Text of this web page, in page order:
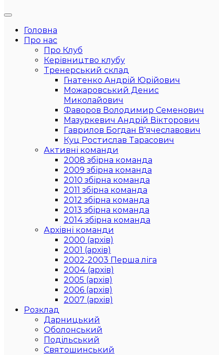
Головна
Про нас
Про Клуб
Керівництво клубу
Тренерський склад
Гнатенко Андрій Юрійович
Можаровський Денис
Миколайович
Фаворов Володимир Семенович
Мазуркевич Андрій Вікторович
Гаврилов Богдан В'ячеславович
Куц Ростислав Тарасович
Активні команди
2008 збірна команда
2009 збірна команда
2010 збірна команда
2011 збірна команда
2012 збірна команда
2013 збірна команда
2014 збірна команда
Архівні команди
2000 (архів)
2001 (архів)
2002-2003 Перша ліга
2004 (архів)
2005 (архів)
2006 (архів)
2007 (архів)
Розклад
Дарницький
Оболонський
Подільський
Святошинський